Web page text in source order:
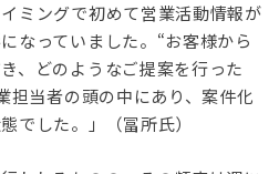
ミングで初めて営業活動情報が
なっていました。“お客様から
、どのようなご提案を行った
担当者の頭の中にあり、案件化
でした。」（冨所氏）